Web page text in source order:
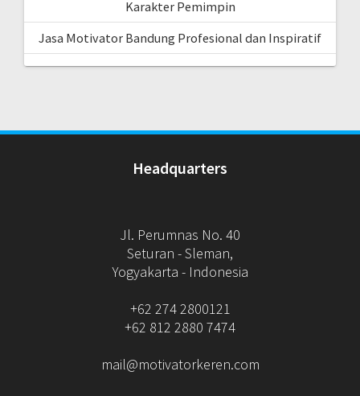
Karakter Pemimpin
Jasa Motivator Bandung Profesional dan Inspiratif
Headquarters
Jl. Perumnas No. 40
Seturan - Sleman,
Yogyakarta - Indonesia
+62 274 2800121
+62 812 2880 7474
mail@motivatorkeren.com